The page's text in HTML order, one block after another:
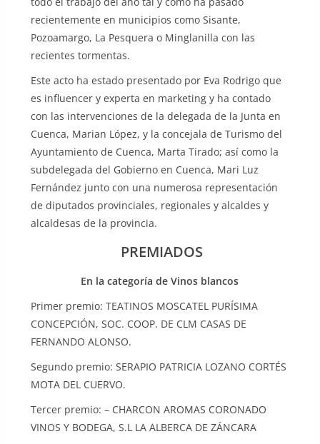
recientemente en municipios como Sisante,
Pozoamargo, La Pesquera o Minglanilla con las
recientes tormentas.
Este acto ha estado presentado por Eva Rodrigo que
es influencer y experta en marketing y ha contado
con las intervenciones de la delegada de la Junta en
Cuenca, Marian López, y la concejala de Turismo del
Ayuntamiento de Cuenca, Marta Tirado; así como la
subdelegada del Gobierno en Cuenca, Mari Luz
Fernández junto con una numerosa representación
de diputados provinciales, regionales y alcaldes y
alcaldesas de la provincia.
PREMIADOS
En la categoría de Vinos blancos
Primer premio: TEATINOS MOSCATEL PURÍSIMA
CONCEPCIÓN, SOC. COOP. DE CLM CASAS DE
FERNANDO ALONSO.
Segundo premio: SERAPIO PATRICIA LOZANO CORTÉS
MOTA DEL CUERVO.
Tercer premio: – CHARCON AROMAS CORONADO
VINOS Y BODEGA, S.L LA ALBERCA DE ZÁNCARA